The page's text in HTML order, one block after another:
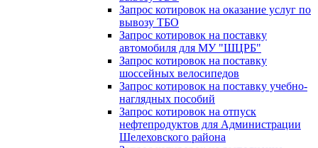
Запрос котировок на оказание услуг по
вывозу ТБО
Запрос котировок на поставку
автомобиля для МУ "ШЦРБ"
Запрос котировок на поставку
шоссейных велосипедов
Запрос котировок на поставку учебно-
наглядных пособий
Запрос котировок на отпуск
нефтепродуктов для Администрации
Шелеховского района